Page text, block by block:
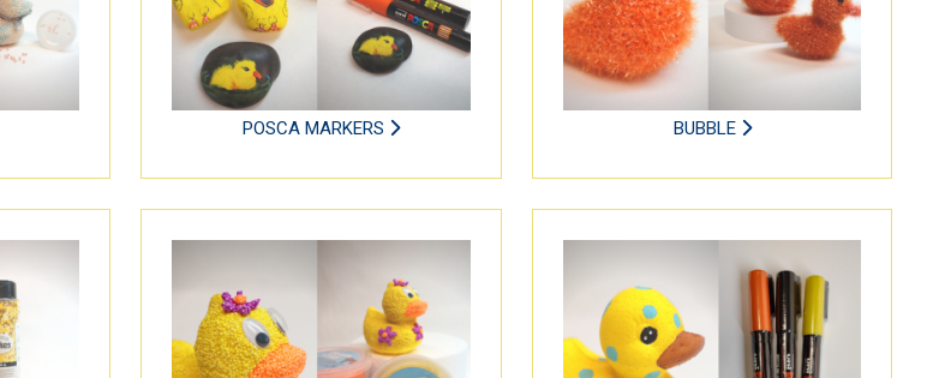
POSCA MARKERS BUBBLE